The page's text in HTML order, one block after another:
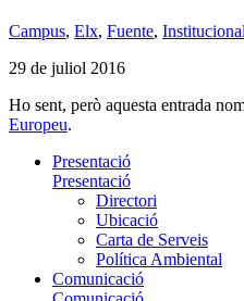
Campus, Elx, Fuente, Institucional
29 de juliol 2016
Ho sent, però aquesta entrada
Europeu.
Presentació
Presentació
Directori
Ubicació
Carta de Serveis
Política Ambiental
Comunicació